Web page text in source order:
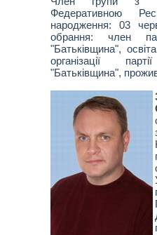
Федеративною
народження: 03
обрання: член
"Батьківщина",
організації
"Батьківщина",